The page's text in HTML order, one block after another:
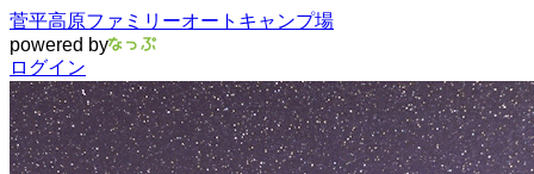
菅平高原ファミリーオートキャンプ場
powered by
ログイン